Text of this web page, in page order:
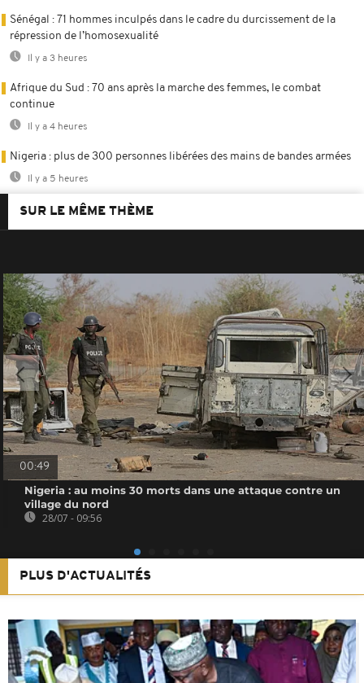
Sénégal : 71 hommes inculpés dans le cadre du durcissement de la
répression de l’homosexualité
Il y a 3 heures
Afrique du Sud : 70 ans après la marche des femmes, le combat
continue
Il y a 4 heures
Nigeria : plus de 300 personnes libérées des mains de bandes armées
Il y a 5 heures
SUR LE MÊME THÈME
00:49
Nigeria : au moins 30 morts dans une attaque contre un
village du nord
28/07 - 09:56
PLUS D'ACTUALITÉS